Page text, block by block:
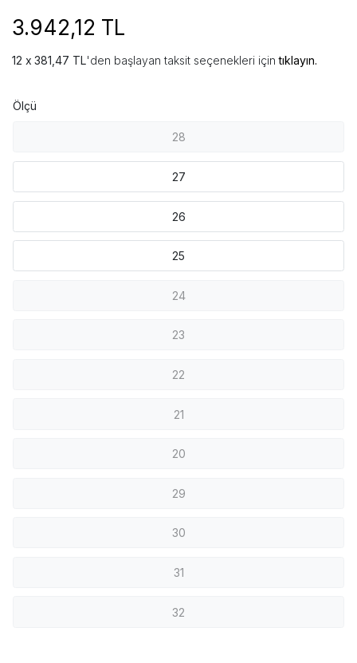
3.942,12 TL
381,47 TL'den başlayan taksit seçenekleri içintıklayın.
Ölçü
28
27
26
25
24
23
22
21
20
29
30
31
32